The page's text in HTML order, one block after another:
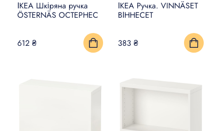
ІКЕА Шкіряна ручка
ÖSTERNÄS ОСТЕРНЕС
612 ₴
ІКЕА Ручка. VINNÄSET
ВІННЕСЕТ
383 ₴